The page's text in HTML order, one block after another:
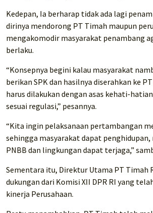
Kedepan, Ia berharap tidak ada lagi
dirinya mendorong PT Timah maupun
mengakomodir masyarakat penambang
berlaku.
“Konsepnya begini kalau masyarakat
berikan SPK dan hasilnya diserahkan ke
harus dilakukan dengan asas kehati-
sesuai regulasi,” pesannya.
“Kita ingin pelaksanaan pertambangan
sehingga masyarakat dapat
PNBB dan lingkungan dapat terjaga,”
Sementara itu, Direktur Utama PT Timah
dukungan dari Komisi XII DPR RI yang
kinerja Perusahaan.